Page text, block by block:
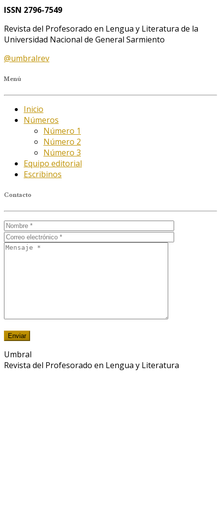
ISSN 2796-7549
Revista del Profesorado en Lengua y Literatura de la
Universidad Nacional de General Sarmiento
@umbralrev
Menú
Inicio
Números
Número 1
Número 2
Número 3
Equipo editorial
Escribinos
Contacto
Umbral
Revista del Profesorado en Lengua y Literatura